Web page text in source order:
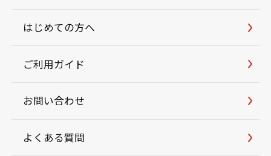
はじめての方へ
ご利用ガイド
お問い合わせ
よくある質問